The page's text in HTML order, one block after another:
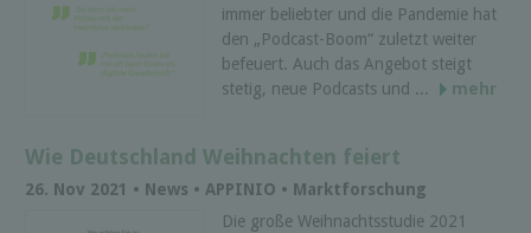
immer beliebter und die Pandemie hat
den „Podcast-Boom“ zuletzt weiter
befeuert. Auch das Angebot steigt
stetig, neue Podcasts und ...
mehr
Wie Deutschland Weihnachten feiert
26. Nov 2021 • News • APPINIO • Marktforschung
Die große Weihnachtsstudie 2021